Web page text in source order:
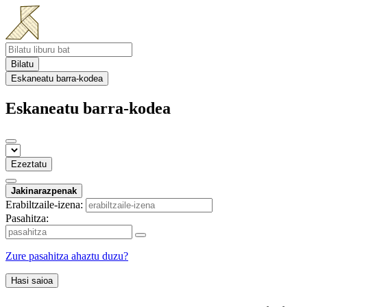
Bilatu
Eskaneatu barra-kodea
Eskaneatu barra-kodea
Ezeztatu
Jakinarazpenak
Erabiltzaile-izena:
Pasahitza:
Zure pasahitza ahaztu duzu?
Hasi saioa